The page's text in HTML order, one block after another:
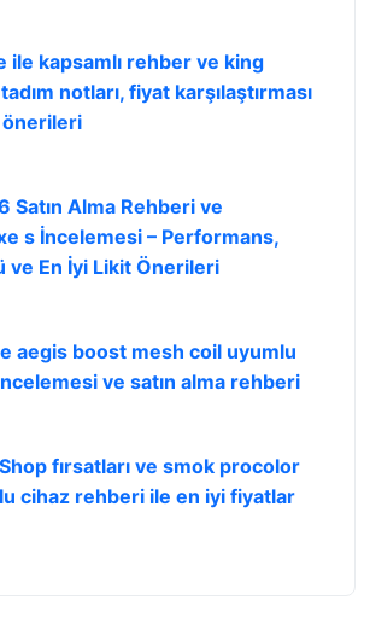
ile kapsamlı rehber ve king
notları, fiyat karşılaştırması
önerileri
Satın Alma Rehberi ve
s İncelemesi – Performans,
ve En İyi Likit Önerileri
aegis boost mesh coil uyumlu
ve satın alma rehberi
fırsatları ve smok procolor
cihaz rehberi ile en iyi fiyatlar